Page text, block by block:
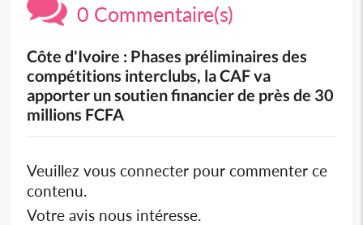
0 Commentaire(s)
Côte d'Ivoire : Phases préliminaires des
compétitions interclubs, la CAF va
apporter un soutien financier de près de 30
millions FCFA
Veuillez vous connecter pour commenter ce
contenu.
Votre avis nous intéresse.